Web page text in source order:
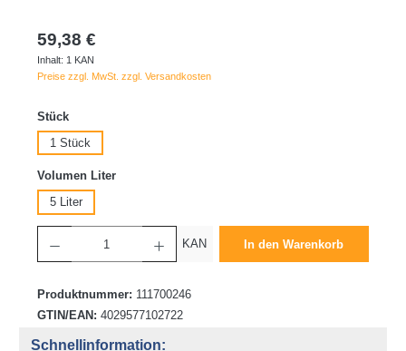
59,38 €
Inhalt: 1 KAN
Preise zzgl. MwSt. zzgl. Versandkosten
Stückauswählen
1 Stück
Volumen Literauswählen
5 Liter
KAN In den Warenkorb
Produktnummer: 111700246
GTIN/EAN: 4029577102722
Schnellinformation: